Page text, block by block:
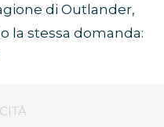
di Outlander,
la stessa domanda: